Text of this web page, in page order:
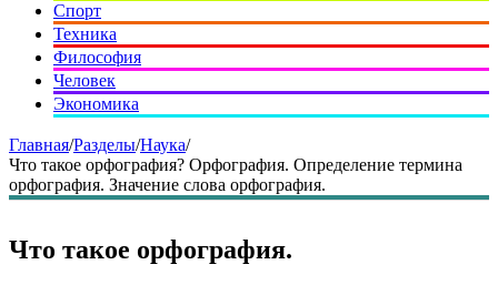
Спорт
Техника
Философия
Человек
Экономика
Главная/Разделы/Наука/
Что такое орфография? Орфография. Определение термина
орфография. Значение слова орфография.
Что такое орфография.